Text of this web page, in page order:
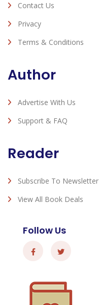
Contact Us
Privacy
Terms & Conditions
Author
Advertise With Us
Support & FAQ
Reader
Subscribe To Newsletter
View All Book Deals
Follow Us